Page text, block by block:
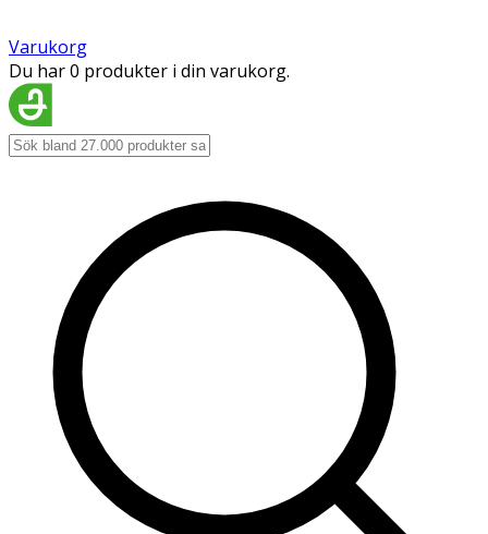
Varukorg
Du har 0 produkter i din varukorg.